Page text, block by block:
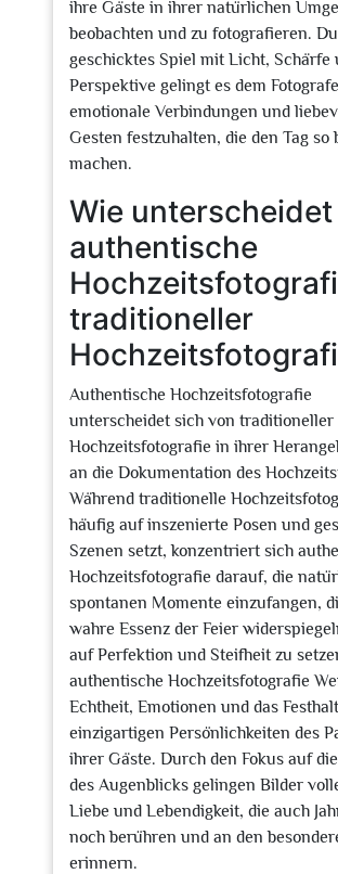
ihre Gäste in ihrer natürlichen
beobachten und zu fotografieren.
geschicktes Spiel mit Licht, Schärfe
Perspektive gelingt es dem
emotionale Verbindungen und
Gesten festzuhalten, die den Tag so
machen.
Wie
authentische
traditioneller
Authentische Hochzeitsfotografie
unterscheidet sich von traditioneller
Hochzeitsfotografie in ihrer
an die Dokumentation des
Während traditionelle
häufig auf inszenierte Posen und
Szenen setzt, konzentriert sich
Hochzeitsfotografie darauf, die
spontanen Momente einzufangen,
wahre Essenz der Feier
auf Perfektion und Steifheit zu
authentische Hochzeitsfotografie
Echtheit, Emotionen und das
einzigartigen Persönlichkeiten des
ihrer Gäste. Durch den Fokus auf
des Augenblicks gelingen Bilder
Liebe und Lebendigkeit, die auch
noch berühren und an den
erinnern.